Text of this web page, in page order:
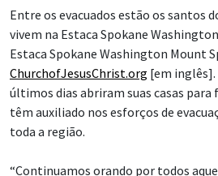
Entre os evacuados estão os santos
vivem na Estaca Spokane
Estaca Spokane Washington Mount
ChurchofJesusChrist.org [em
últimos dias abriram suas casas para
têm auxiliado nos esforços de
toda a região.
“Continuamos orando por todos